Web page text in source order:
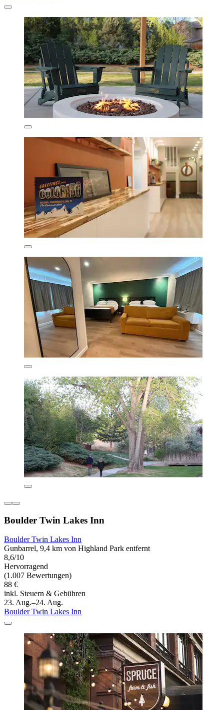
Boulder Twin Lakes Inn
Boulder Twin Lakes Inn
Gunbarrel, 9,4 km von Highland Park entfernt
8,6/10
Hervorragend
(1.007 Bewertungen)
88 €
inkl. Steuern & Gebühren
23. Aug.–24. Aug.
Boulder Twin Lakes Inn